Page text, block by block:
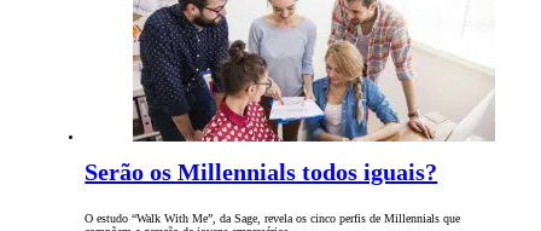
Serão os Millennials todos iguais?
O estudo “Walk With Me”, da Sage, revela os cinco perfis de Millennials que